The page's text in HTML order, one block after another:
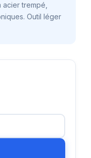
trempé,
Outil léger